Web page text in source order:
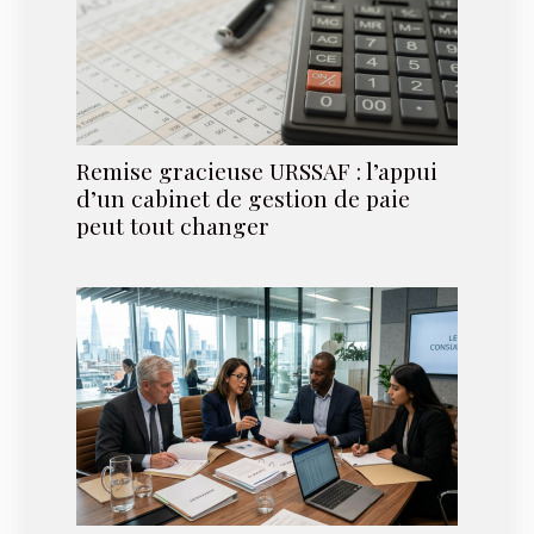
Remise gracieuse URSSAF : l’appui
d’un cabinet de gestion de paie
peut tout changer